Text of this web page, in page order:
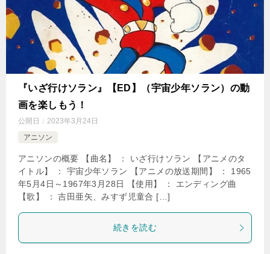
『いざ行けソラン』【ED】（宇宙少年ソラン）の動
画を楽しもう！
公開日： 2023年3月24日
アニソン
アニソンの概要 【曲名】 ： いざ行けソラン 【アニメのタ
イトル】 ： 宇宙少年ソラン 【アニメの放送期間】 ： 1965
年5月4日～1967年3月28日 【使用】 ： エンディング曲
【歌】 ： 吉田亜矢、みすず児童合 […]
続きを読む